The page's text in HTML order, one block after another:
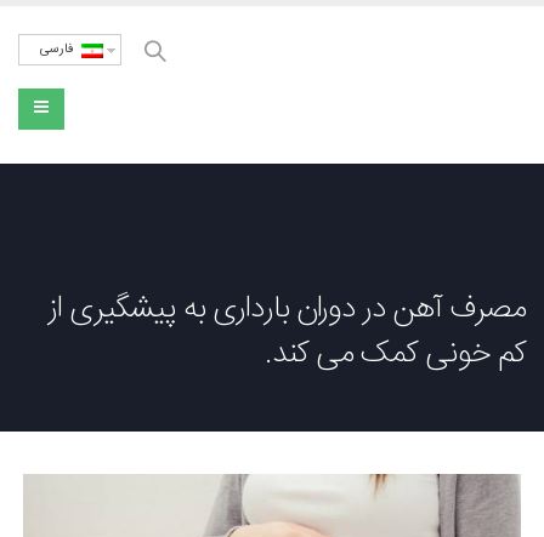
فارسی
مصرف آهن در دوران بارداری به پیشگیری از
کم خونی کمک می کند.